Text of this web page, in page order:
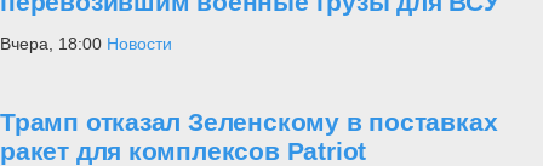
Вчера, 18:00 Новости
Трамп отказал Зеленскому в поставках
ракет для комплексов Patriot